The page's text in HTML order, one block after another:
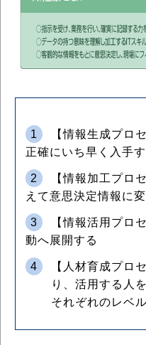
1
【情報生成プロ
正確にいち早く入手
2
【情報加工プロ
えて意思決定情報に
3
【情報活用プロ
動へ展開する
4
【人材育成プ
り、活用する人
それぞれのレベ